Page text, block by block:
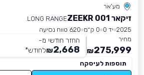
מע'אר
זיקאר ZEEKR 001
LONG RANGE.
2025 יד 0 0 ק״מ
620 טווח נסיעה
מחיר
275,999
₪
החזר חודשי מ-
2,668
₪לחודש*
תוספות לעיסקה